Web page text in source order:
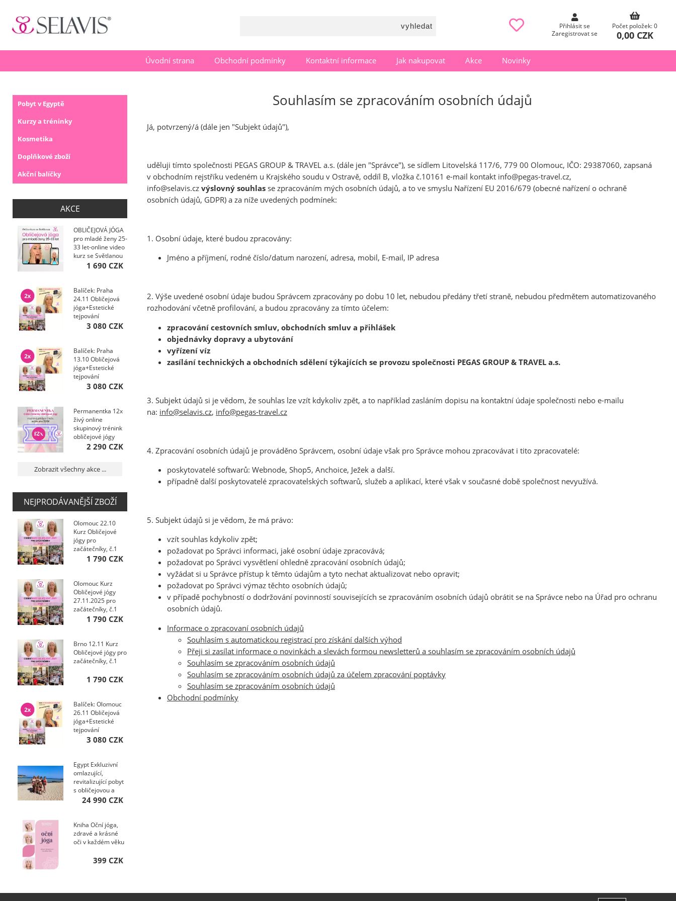
Přihlásit se
Zaregistrovat se
Počet položek: 0
0,00 CZK
Úvodní strana Obchodní podmínky Kontaktní informace Jak nakupovat Akce Novinky
Souhlasím se zpracováním osobních údajů
Já, potvrzený/á (dále jen "Subjekt údajů"),
uděluji tímto společnosti PEGAS GROUP & TRAVEL a.s. (dále jen "Správce"), se sídlem Litovelská 117/6, 779 00 Olomouc, IČO: 29387060, zapsaná
v obchodním rejstříku vedeném u Krajského soudu v Ostravě, oddíl B, vložka č.10161 e-mail kontakt info@pegas-travel.cz,
info@selavis.czvýslovný souhlasse zpracováním mých osobních údajů, a to ve smyslu Nařízení EU 2016/679 (obecné nařízení o ochraně
osobních údajů, GDPR) a za níže uvedených podmínek:
1. Osobní údaje, které budou zpracovány:
Jméno a příjmení, rodné číslo/datum narození, adresa, mobil, E-mail, IP adresa
2. Výše uvedené osobní údaje budou Správcem zpracovány po dobu 10 let, nebudou předány třetí straně, nebudou předmětem automatizovaného
rozhodování včetně profilování, a budou zpracovány za tímto účelem:
zpracování cestovních smluv, obchodních smluv a přihlášek
objednávky dopravy a ubytování
vyřízení víz
zasílání technických a obchodních sdělení týkajících se provozu společnosti PEGAS GROUP & TRAVEL a.s.
3. Subjekt údajů si je vědom, že souhlas lze vzít kdykoliv zpět, a to například zasláním dopisu na kontaktní údaje společnosti nebo e-mailu
na: info@selavis.cz, info@pegas-travel.cz
4. Zpracování osobních údajů je prováděno Správcem, osobní údaje však pro Správce mohou zpracovávat i tito zpracovatelé:
poskytovatelé softwarů: Webnode, Shop5, Anchoice, Ježek a další.
případně další poskytovatelé zpracovatelských softwarů, služeb a aplikací, které však v současné době společnost nevyužívá.
5. Subjekt údajů si je vědom, že má právo:
vzít souhlas kdykoliv zpět;
požadovat po Správci informaci, jaké osobní údaje zpracovává;
požadovat po Správci vysvětlení ohledně zpracování osobních údajů;
vyžádat si u Správce přístup k těmto údajům a tyto nechat aktualizovat nebo opravit;
požadovat po Správci výmaz těchto osobních údajů;
v případě pochybností o dodržování povinností souvisejících se zpracováním osobních údajů obrátit se na Správce nebo na Úřad pro ochranu
osobních údajů.
Informace o zpracovaní osobních údajů
Souhlasím s automatickou registrací pro získání dalších výhod
Přeji si zasílat informace o novinkách a slevách formou newsletterů a souhlasím se zpracováním osobních údajů
Souhlasím se zpracováním osobních údajů
Souhlasím se zpracováním osobních údajů za účelem zpracování poptávky
Souhlasím se zpracováním osobních údajů
Obchodní podmínky
Pobyt v Egyptě
Kurzy a tréninky
Kosmetika
Doplňkové zboží
Akční balíčky
AKCE
OBLIČEJOVÁ JÓGA
pro mladé ženy 25-
33 let-online video
kurz se Světlanou
1 690 CZK
Balíček: Praha
24.11 Obličejová
jóga+Estetické
tejpování
kurzy+Ebooky pro
3 080 CZK
Balíček: Praha
13.10 Obličejová
jóga+Estetické
tejpování
kurzy+Ebooky pro
3 080 CZK
Permanentka 12x
živý online
skupinový trénink
obličejové jógy
2 290 CZK
Zobrazit všechny akce ...
NEJPRODÁVANĚJŠÍ ZBOŽÍ
Olomouc 22.10
Kurz Obličejové
jógy pro
začátečníky, č.1
1 790 CZK
Olomouc Kurz
Obličejové jógy
27.11.2025 pro
začátečníky, č.1
1 790 CZK
Brno 12.11 Kurz
Obličejové jógy pro
začátečníky, č.1
1 790 CZK
Balíček: Olomouc
26.11 Obličejová
jóga+Estetické
tejpování
kurzy+Ebooky pro
3 080 CZK
Egypt Exkluzivní
omlazující,
revitalizující pobyt
s obličejovou a
hormonální jógou,
24 990 CZK
Kniha Oční jóga,
zdravé a krásné
oči v každém věku
399 CZK